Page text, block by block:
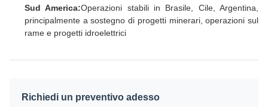
Sud America:Operazioni stabili in Brasile, Cile, Argentina,
principalmente a sostegno di progetti minerari, operazioni sul
rame e progetti idroelettrici
Richiedi un preventivo adesso